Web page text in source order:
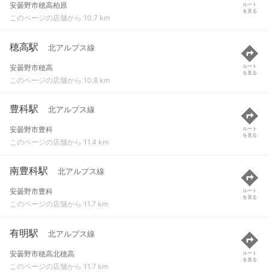
安曇野市穂高柏原
このページの店舗から 10.7 km
ルート
を見る
穂高駅 北アルプス線
安曇野市穂高
このページの店舗から 10.8 km
ルート
を見る
豊科駅 北アルプス線
安曇野市豊科
このページの店舗から 11.4 km
ルート
を見る
南豊科駅 北アルプス線
安曇野市豊科
このページの店舗から 11.7 km
ルート
を見る
有明駅 北アルプス線
安曇野市穂高北穂高
このページの店舗から 11.7 km
ルート
を見る